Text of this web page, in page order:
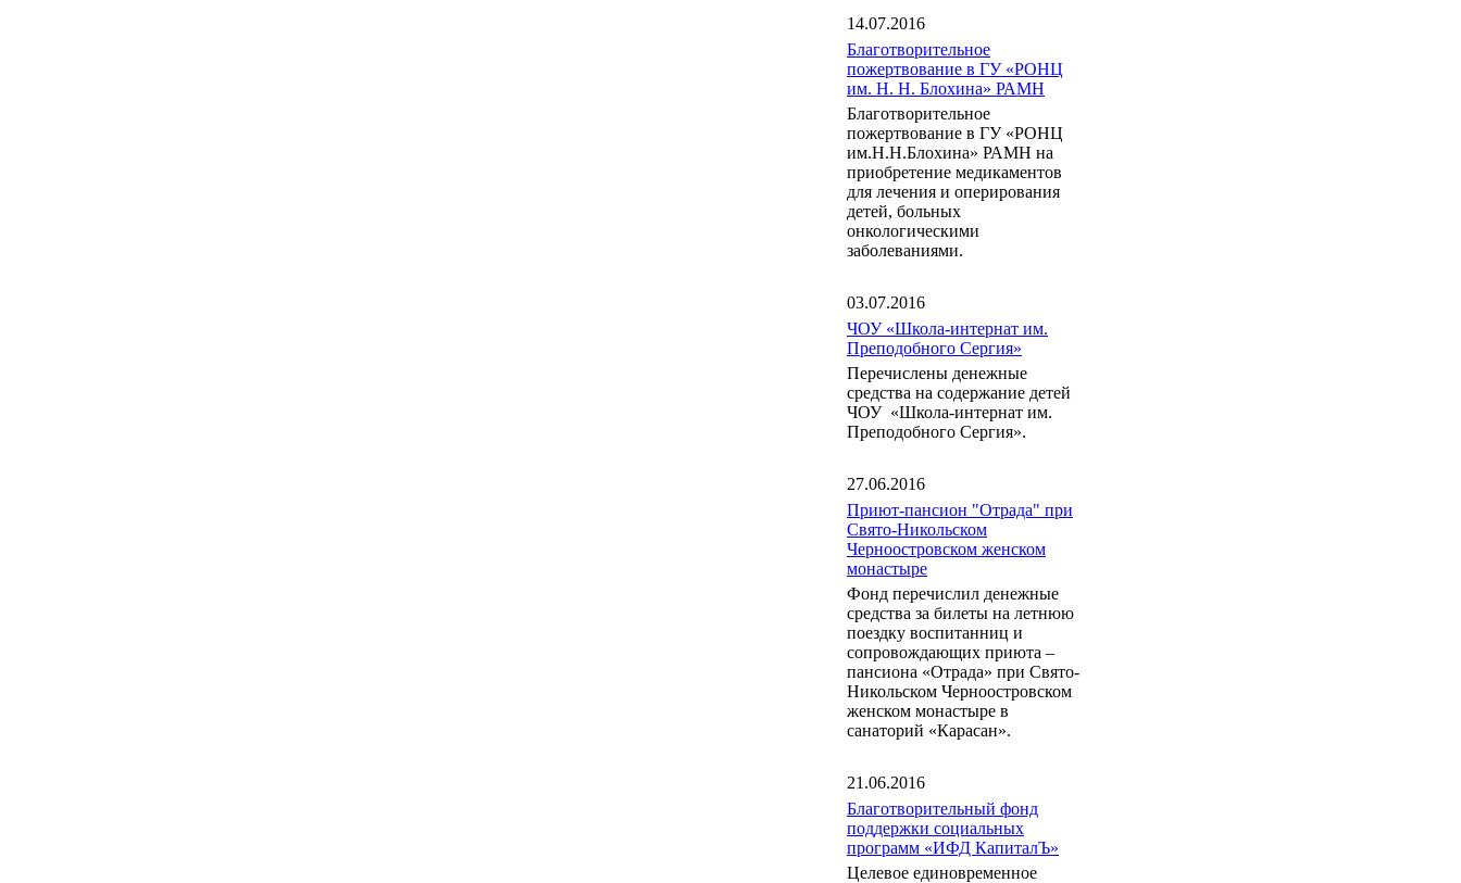
14.07.2016
Благотворительное
пожертвование в ГУ «РОНЦ
им. Н. Н. Блохина» РАМН
Благотворительное
пожертвование в ГУ «РОНЦ
им.Н.Н.Блохина» РАМН на
приобретение медикаментов
для лечения и оперирования
детей, больных
онкологическими
заболеваниями.
03.07.2016
ЧОУ «Школа-интернат им.
Преподобного Сергия»
Перечислены денежные
средства на содержание детей
ЧОУ «Школа-интернат им.
Преподобного Сергия».
27.06.2016
Приют-пансион "Отрада" при
Свято-Никольском
Черноостровском женском
монастыре
Фонд перечислил денежные
средства за билеты на летнюю
поездку воспитанниц и
сопровождающих приюта –
пансиона «Отрада» при Свято-
Никольском Черноостровском
женском монастыре в
санаторий «Карасан».
21.06.2016
Благотворительный фонд
поддержки социальных
программ «ИФД КапиталЪ»
Целевое единовременное